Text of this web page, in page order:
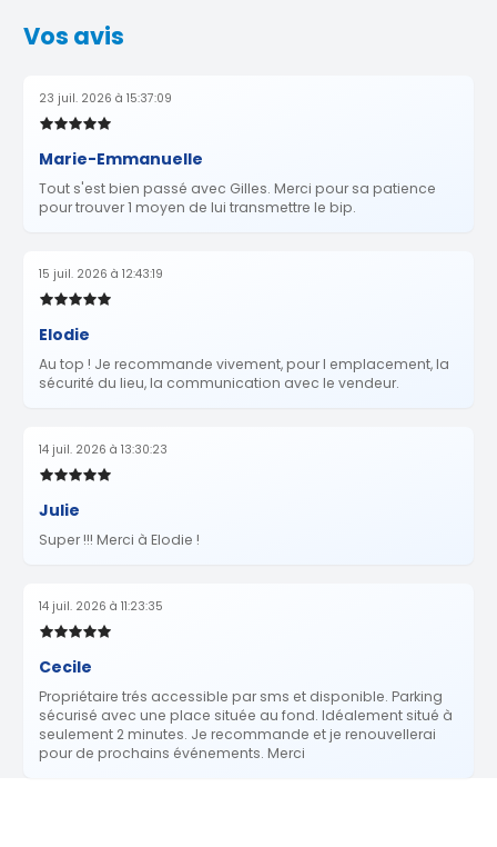
Vos avis
23 juil. 2026 à 15:37:09
Marie-Emmanuelle
Tout s'est bien passé avec Gilles. Merci pour sa patience
pour trouver 1 moyen de lui transmettre le bip.
15 juil. 2026 à 12:43:19
Elodie
Au top ! Je recommande vivement, pour l emplacement, la
sécurité du lieu, la communication avec le vendeur.
14 juil. 2026 à 13:30:23
Julie
Super !!! Merci à Elodie !
14 juil. 2026 à 11:23:35
Cecile
Propriétaire trés accessible par sms et disponible. Parking
sécurisé avec une place située au fond. Idéalement situé à
seulement 2 minutes. Je recommande et je renouvellerai
pour de prochains événements. Merci